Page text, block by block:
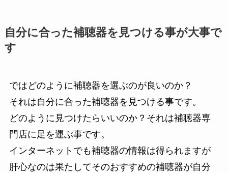
自分に合った補聴器を見つける事が大事で
す
ではどのように補聴器を選ぶのが良いのか？
それは自分に合った補聴器を見つける事です。
どのように見つけたらいいのか？それは補聴器専
門店に足を運ぶ事です。
インターネットでも補聴器の情報は得られますが
肝心なのは果たしてそのおすすめの補聴器が自分